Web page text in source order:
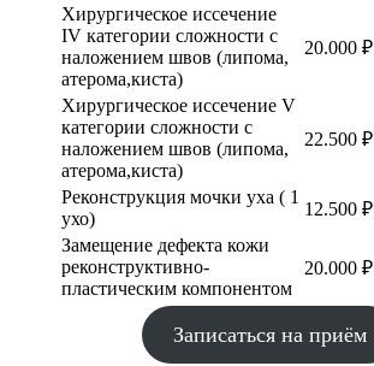
Хирургическое иссечение
IV категории сложности с
наложением швов (липома,
атерома,киста)
20.000 ₽
Хирургическое иссечение V
категории сложности с
наложением швов (липома,
атерома,киста)
22.500 ₽
Реконструкция мочки уха ( 1
ухо)
12.500 ₽
Замещение дефекта кожи
реконструктивно-
пластическим компонентом
20.000 ₽
Записаться на приём